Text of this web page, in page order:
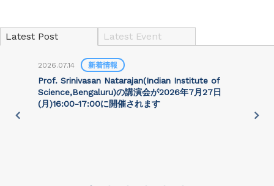
Latest Post Latest Event
2026.07.14 新着情報
Prof. Srinivasan Natarajan(Indian Institute of
Science,Bengaluru)の講演会が2026年7月27⽇
(月)16:00-17:00に開催されます